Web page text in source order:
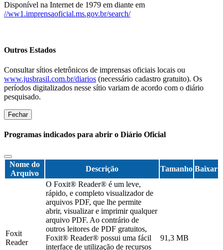
Disponível na Internet de 1979 em diante em
//ww1.imprensaoficial.ms.gov.br/search/
Outros Estados
Consultar sítios eletrônicos de imprensas oficiais locais ou
www.jusbrasil.com.br/diarios (necessário cadastro gratuito). Os
períodos digitalizados nesse sítio variam de acordo com o diário
pesquisado.
Fechar
Programas indicados para abrir o Diário Oficial
Nome do
Arquivo
Descrição Tamanho Baixar
Foxit
Reader
O Foxit® Reader® é um leve,
rápido, e completo visualizador de
arquivos PDF, que lhe permite
abrir, visualizar e imprimir qualquer
arquivo PDF. Ao contrário de
outros leitores de PDF gratuitos,
Foxit® Reader® possui uma fácil
interface de utilização de recursos
91,3 MB